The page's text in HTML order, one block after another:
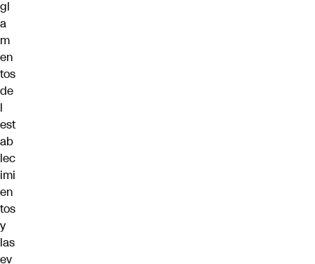
gl
a
m
en
tos
de
l
est
ab
lec
imi
en
tos
y
las
ev